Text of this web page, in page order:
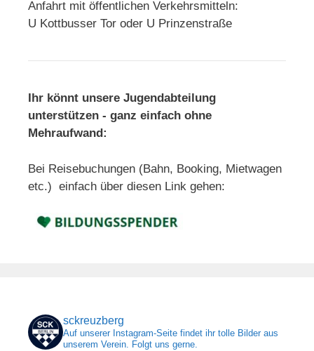
Anfahrt mit öffentlichen Verkehrsmitteln:
U Kottbusser Tor oder U Prinzenstraße
Ihr könnt unsere Jugendabteilung
unterstützen - ganz einfach ohne
Mehraufwand:
Bei Reisebuchungen (Bahn, Booking, Mietwagen
etc.) einfach über diesen Link gehen:
sckreuzberg
Auf unserer Instagram-Seite findet ihr tolle Bilder aus
unserem Verein. Folgt uns gerne.